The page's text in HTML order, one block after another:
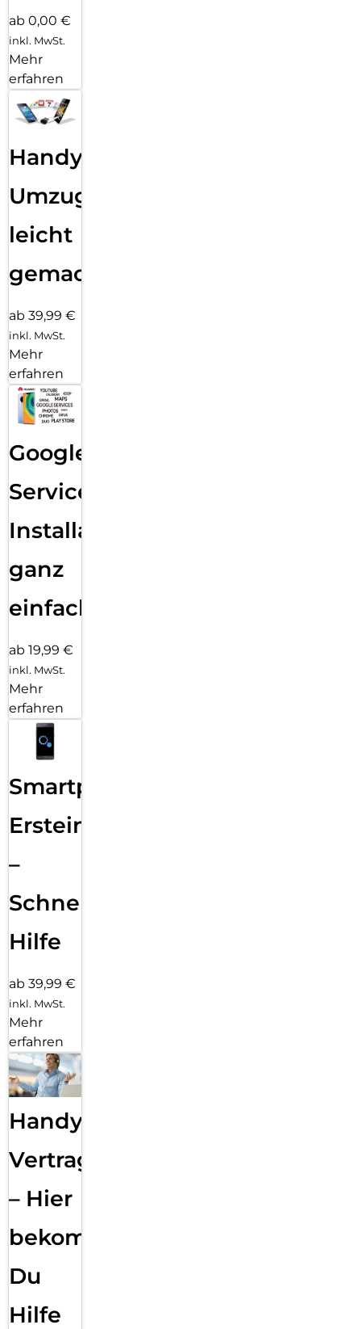
ab 0,00 €
inkl. MwSt.
Mehr
erfahren
Handy
Umzug
leicht
gemacht!
ab 39,99 €
inkl. MwSt.
Mehr
erfahren
Google
Services
Installation
ganz
einfach
ab 19,99 €
inkl. MwSt.
Mehr
erfahren
Smartphone
Ersteinrichtung
–
Schnelle
Hilfe
ab 39,99 €
inkl. MwSt.
Mehr
erfahren
Handy
Vertragsabwicklung
– Hier
bekommst
Du
Hilfe